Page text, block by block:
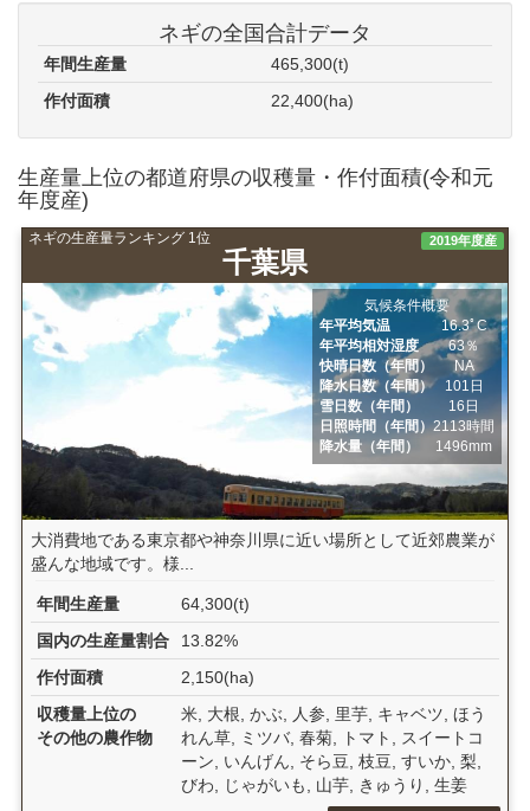
ネギの全国合計データ
年間生産量
465,300(t)
作付面積
22,400(ha)
生産量上位の都道府県の収穫量・作付面積(令和元
年度産)
ネギの生産量ランキング 1位
千葉県
2019年度産
気候条件概要
年平均気温
16.3ﾟC
年平均相対湿度
63％
快晴日数（年間）
NA
降水日数（年間）
101日
雪日数（年間）
16日
日照時間（年間）2113時間
降水量（年間）
1496mm
大消費地である東京都や神奈川県に近い場所として近郊農業が
盛んな地域です。様...
年間生産量
64,300(t)
国内の生産量割合
13.82%
作付面積
2,150(ha)
収穫量上位の
その他の農作物
米, 大根, かぶ, 人参, 里芋, キャベツ, ほう
れん草, ミツバ, 春菊, トマト, スイートコ
ーン, いんげん, そら豆, 枝豆, すいか, 梨,
びわ, じゃがいも, 山芋, きゅうり, 生姜